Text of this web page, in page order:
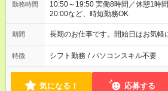
勤務時間
10:50～19:50 実働8時間／休憩1時間 シフト制 ※13:00～
20:00など、時短勤務OK
期間 長期のお仕事です。開始日はお気軽
特徴 シフト勤務 / パソコンスキル不要
気になる！ 応募する